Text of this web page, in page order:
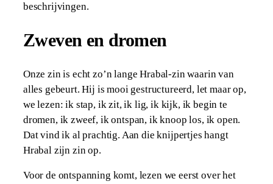
beschrijvingen.
Zweven en dromen
Onze zin is echt zo’n lange Hrabal-zin waarin van
alles gebeurt. Hij is mooi gestructureerd, let maar op,
we lezen: ik stap, ik zit, ik lig, ik kijk, ik begin te
dromen, ik zweef, ik ontspan, ik knoop los, ik open.
Dat vind ik al prachtig. Aan die knijpertjes hangt
Hrabal zijn zin op.
Voor de ontspanning komt, lezen we eerst over het